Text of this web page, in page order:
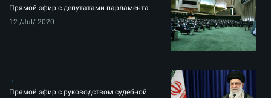
Прямой эфир с депутатами парламента
12 /Jul/ 2020
Прямой эфир с руководством судебной